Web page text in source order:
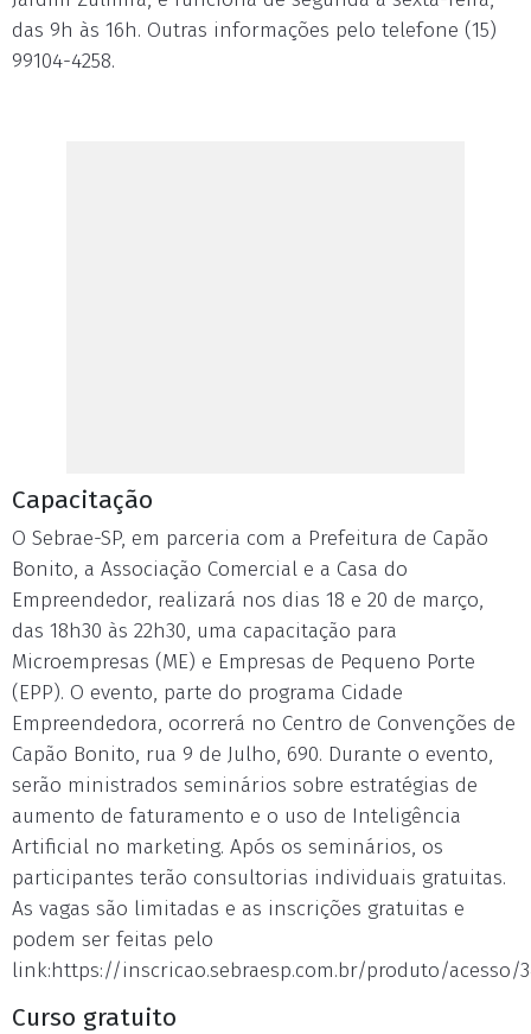
das 9h às 16h. Outras informações pelo telefone (15)
99104-4258.
Capacitação
O Sebrae-SP, em parceria com a Prefeitura de Capão
Bonito, a Associação Comercial e a Casa do
Empreendedor, realizará nos dias 18 e 20 de março,
das 18h30 às 22h30, uma capacitação para
Microempresas (ME) e Empresas de Pequeno Porte
(EPP). O evento, parte do programa Cidade
Empreendedora, ocorrerá no Centro de Convenções de
Capão Bonito, rua 9 de Julho, 690. Durante o evento,
serão ministrados seminários sobre estratégias de
aumento de faturamento e o uso de Inteligência
Artificial no marketing. Após os seminários, os
participantes terão consultorias individuais gratuitas.
As vagas são limitadas e as inscrições gratuitas e
podem ser feitas pelo
link:https://inscricao.sebraesp.com.br/produto/acesso/
Curso gratuito